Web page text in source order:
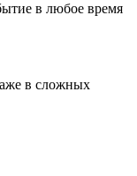
в любое время
в сложных